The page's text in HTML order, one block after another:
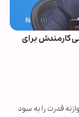
کارمندش برای
قدرت را به سود